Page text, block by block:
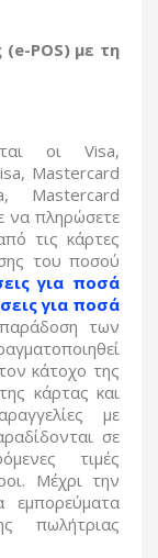
POS) με τη
οι Visa,
Mastercard
Mastercard
να πληρώσετε
τις κάρτες
του ποσού
για ποσά
για ποσά
των
κάτοχο της
κάρτας και
με
σε
τιμές
Μέχρι την
εμπορεύματα
πωλήτριας